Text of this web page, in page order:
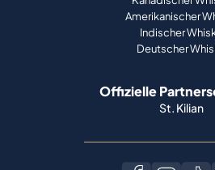
Amerikanischer
Indischer
Deutscher
Offizielle
St. Kilian